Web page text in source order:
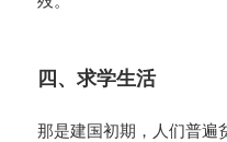
四、求学生活
那是建国初期，人们普遍